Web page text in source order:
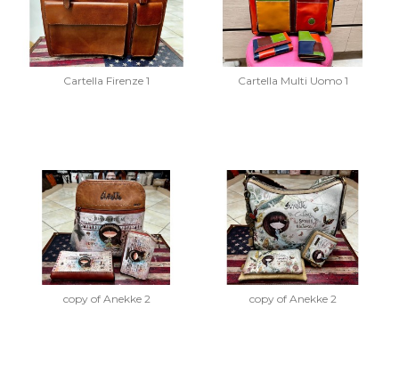
Cartella Firenze 1 Cartella Multi Uomo 1
copy of Anekke 2 copy of Anekke 2